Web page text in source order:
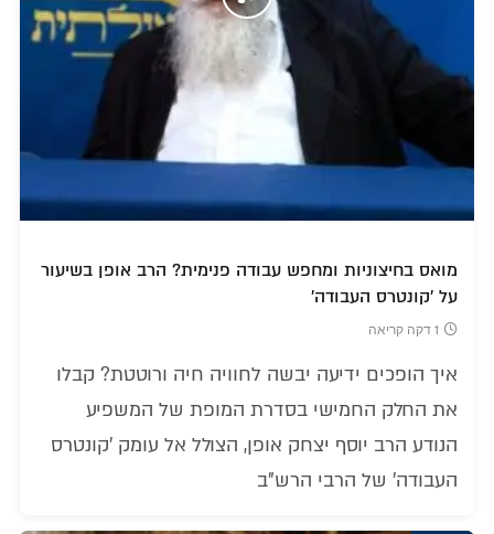
מואס בחיצוניות ומחפש עבודה פנימית? הרב אופן בשיעור
על 'קונטרס העבודה'
1 דקה קריאה
איך הופכים ידיעה יבשה לחוויה חיה ורוטטת? קבלו
את החלק החמישי בסדרת המופת של המשפיע
הנודע הרב יוסף יצחק אופן, הצולל אל עומק 'קונטרס
העבודה' של הרבי הרש"ב